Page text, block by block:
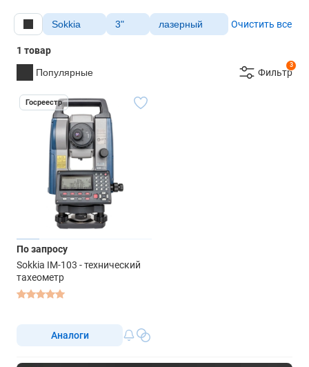
Sokkia 3" лазерный Очистить все
1 товар
Популярные
3
Фильтр
Госреестр
По запросу
Sokkia IM-103 - технический
тахеометр
Аналоги